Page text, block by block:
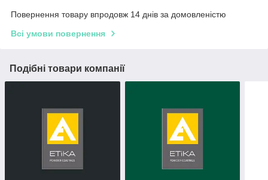
Повернення товару впродовж 14 днів за домовленістю
Всі умови повернення
Подібні товари компанії